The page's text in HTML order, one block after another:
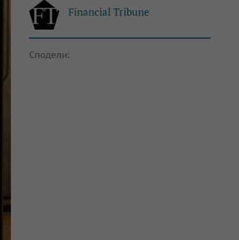
Financial Tribune
Сподели: